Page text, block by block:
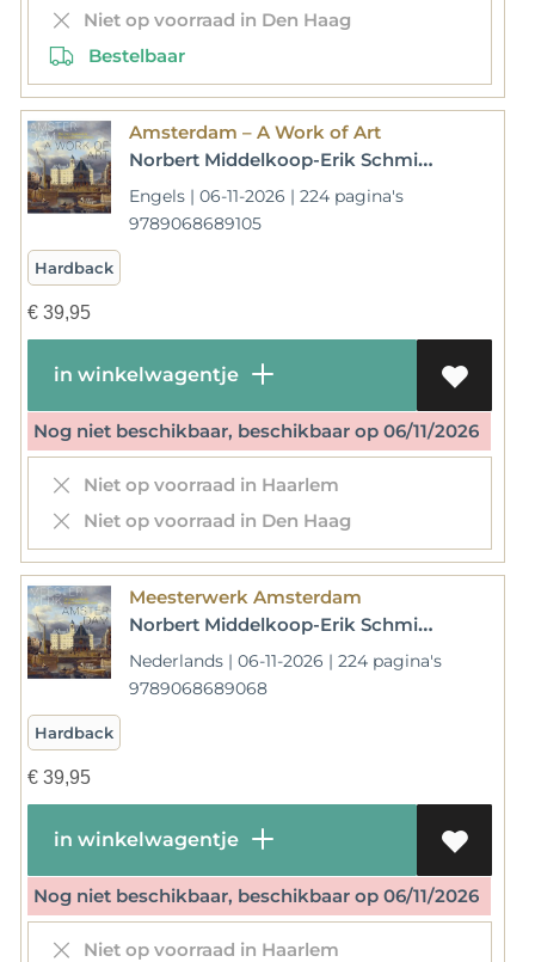
Niet op voorraad in Den Haag
Bestelbaar
Amsterdam – A Work of Art
Norbert Middelkoop-Erik Schmitz-Jaap Evert Abrahamse-Boudewijn Bakker-Jan de Klerk-Tom van der Molen-Leonore van Sloten
Engels | 06-11-2026 | 224 pagina's
9789068689105
Hardback
€39,95
in winkelwagentje
Nog niet beschikbaar, beschikbaar op 06/11/2026
Niet op voorraad in Haarlem
Niet op voorraad in Den Haag
Meesterwerk Amsterdam
Norbert Middelkoop-Erik Schmitz-Jaap Evert Abrahamse-Boudewijn Bakker-Jan de Klerk-Tom van der Molen-Leonore van Sloten
Nederlands | 06-11-2026 | 224 pagina's
9789068689068
Hardback
€39,95
in winkelwagentje
Nog niet beschikbaar, beschikbaar op 06/11/2026
Niet op voorraad in Haarlem